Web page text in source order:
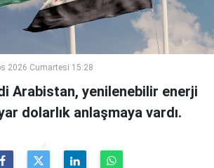
2026 Cumartesi 15:28
Arabistan, yenilenebilir enerji
dolarlık anlaşmaya vardı.